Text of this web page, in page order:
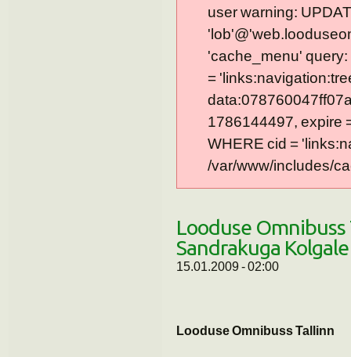
user warning:
'cache_menu'
=
1786144497, expire
WHERE cid =
/var/www/includes/
Looduse Omnibuss
Sandrakuga
15.01.2009 - 02:00
Looduse Omnibuss Tallinn